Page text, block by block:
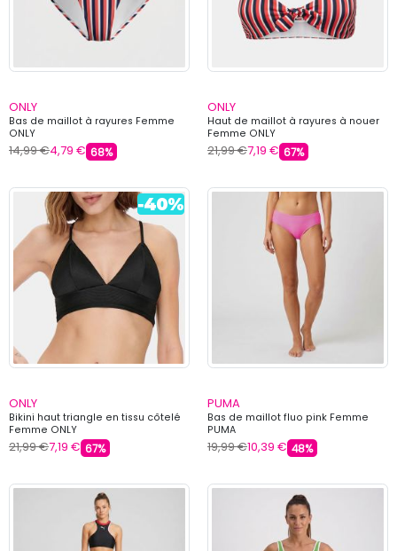
ONLY
Bas de maillot à rayures Femme
ONLY
14,99 €4,79 € 68%
ONLY
Haut de maillot à rayures à nouer
Femme ONLY
21,99 €7,19 € 67%
ONLY
Bikini haut triangle en tissu côtelé
Femme ONLY
21,99 €7,19 € 67%
PUMA
Bas de maillot fluo pink Femme
PUMA
19,99 €10,39 € 48%